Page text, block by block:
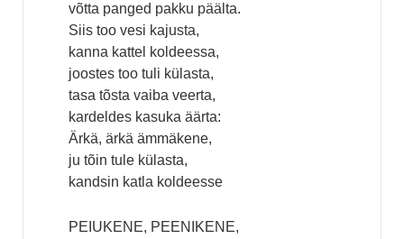
võtta panged pakku päälta.
Siis too vesi kajusta,
kanna kattel koldeessa,
joostes too tuli külasta,
tasa tõsta vaiba veerta,
kardeldes kasuka äärta:
Ärkä, ärkä ämmäkene,
ju tõin tule külasta,
kandsin katla koldeesse
PEIUKENE, PEENIKENE,